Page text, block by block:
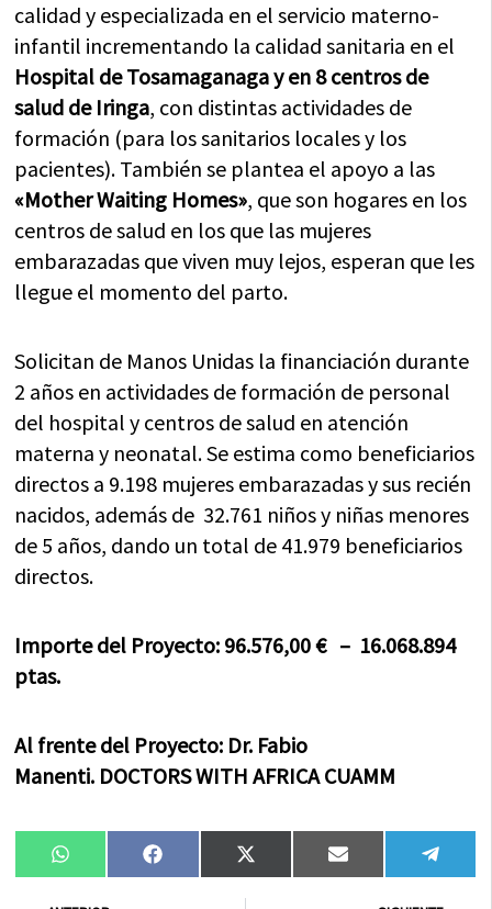
calidad y especializada en el servicio materno-
infantil incrementando la calidad sanitaria en el
Hospital de Tosamaganaga y en 8 centros de
salud de Iringa, con distintas actividades de
formación (para los sanitarios locales y los
pacientes). También se plantea el apoyo a las
«Mother Waiting Homes», que son hogares en los
centros de salud en los que las mujeres
embarazadas que viven muy lejos, esperan que les
llegue el momento del parto.
Solicitan de Manos Unidas la financiación durante
2 años en actividades de formación de personal
del hospital y centros de salud en atención
materna y neonatal. Se estima como beneficiarios
directos a 9.198 mujeres embarazadas y sus recién
nacidos, además de 32.761 niños y niñas menores
de 5 años, dando un total de 41.979 beneficiarios
directos.
Importe del Proyecto: 96.576,00 € – 16.068.894
ptas.
Al frente del Proyecto: Dr. Fabio
Manenti. DOCTORS WITH AFRICA CUAMM
Compartir
en
WhatsAppCompartir
en
FacebookCompartir
en
X
(Twitter)
Compartir
en
Email
en